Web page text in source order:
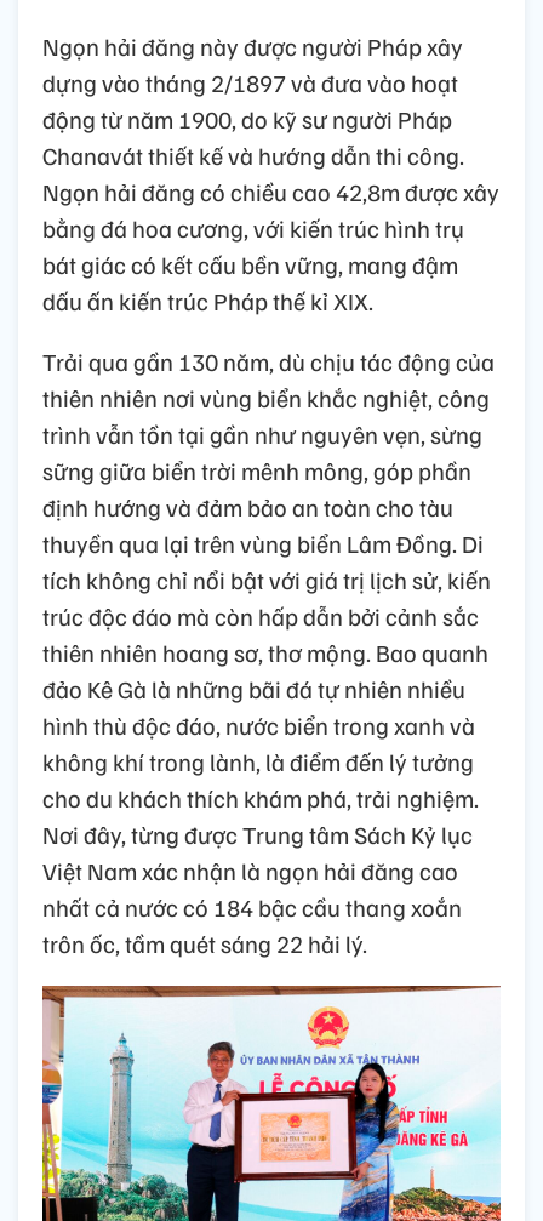
Ngọn hải đăng này được người Pháp xây
dựng vào tháng 2/1897 và đưa vào hoạt
động từ năm 1900, do kỹ sư người Pháp
Chanavát thiết kế và hướng dẫn thi công.
Ngọn hải đăng có chiều cao 42,8m được xây
bằng đá hoa cương, với kiến trúc hình trụ
bát giác có kết cấu bền vững, mang đậm
dấu ấn kiến trúc Pháp thế kỉ XIX.
Trải qua gần 130 năm, dù chịu tác động của
thiên nhiên nơi vùng biển khắc nghiệt, công
trình vẫn tồn tại gần như nguyên vẹn, sừng
sững giữa biển trời mênh mông, góp phần
định hướng và đảm bảo an toàn cho tàu
thuyền qua lại trên vùng biển Lâm Đồng. Di
tích không chỉ nổi bật với giá trị lịch sử, kiến
trúc độc đáo mà còn hấp dẫn bởi cảnh sắc
thiên nhiên hoang sơ, thơ mộng. Bao quanh
đảo Kê Gà là những bãi đá tự nhiên nhiều
hình thù độc đáo, nước biển trong xanh và
không khí trong lành, là điểm đến lý tưởng
cho du khách thích khám phá, trải nghiệm.
Nơi đây, từng được Trung tâm Sách Kỷ lục
Việt Nam xác nhận là ngọn hải đăng cao
nhất cả nước có 184 bậc cầu thang xoắn
trôn ốc, tầm quét sáng 22 hải lý.